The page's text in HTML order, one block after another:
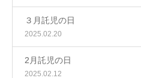
３月託児の日
2025.02.20
2月託児の日
2025.02.12